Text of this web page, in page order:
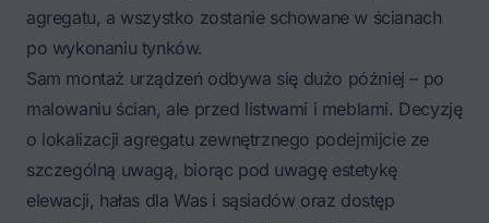
agregatu, a wszystko zostanie schowane w ścianach
po wykonaniu tynków.
Sam montaż urządzeń odbywa się dużo później – po
malowaniu ścian, ale przed listwami i meblami. Decyzję
o lokalizacji agregatu zewnętrznego podejmijcie ze
szczególną uwagą, biorąc pod uwagę estetykę
elewacji, hałas dla Was i sąsiadów oraz dostęp